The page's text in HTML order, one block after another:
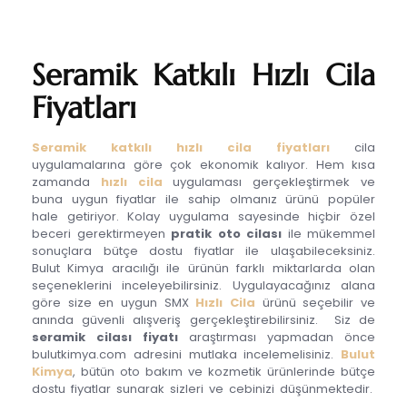
Seramik Katkılı Hızlı Cila
Fiyatları
Seramik katkılı hızlı cila fiyatları cila
uygulamalarına göre çok ekonomik kalıyor. Hem kısa
zamanda hızlı cila uygulaması gerçekleştirmek ve
buna uygun fiyatlar ile sahip olmanız ürünü popüler
hale getiriyor. Kolay uygulama sayesinde hiçbir özel
beceri gerektirmeyen pratik oto cilası ile mükemmel
sonuçlara bütçe dostu fiyatlar ile ulaşabileceksiniz.
Bulut Kimya aracılığı ile ürünün farklı miktarlarda olan
seçeneklerini inceleyebilirsiniz. Uygulayacağınız alana
göre size en uygun SMX Hızlı Cila ürünü seçebilir ve
anında güvenli alışveriş gerçekleştirebilirsiniz. Siz de
seramik cilası fiyatı araştırması yapmadan önce
bulutkimya.com adresini mutlaka incelemelisiniz. Bulut
Kimya, bütün oto bakım ve kozmetik ürünlerinde bütçe
dostu fiyatlar sunarak sizleri ve cebinizi düşünmektedir.